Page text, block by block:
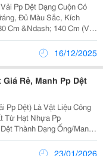
Pp Dệt Dạng Cuộn Có
Đủ Màu Sắc, Kích
Cm &Ndash; 140 Cm (Vải
Lượng: 65 G/M2
18 G/M2 &Ndash; 25
16/12/2025
Rẻ, Manh Pp Dệt
Pp Dệt) Là Vật Liệu Công
Từ Hạt Nhựa Pp
Thành Dạng Ống/Manh,
Nổi Bật Với Độ Bền Cơ
Ẩm Và Chống Rách,
23/01/2026